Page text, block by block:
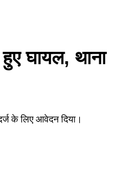
घायल, थाना
के लिए आवेदन दिया।